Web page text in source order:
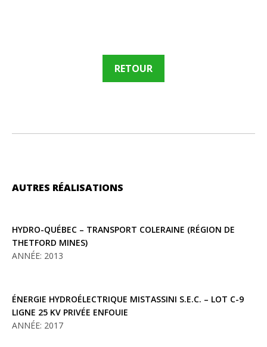
RETOUR
AUTRES RÉALISATIONS
HYDRO-QUÉBEC – TRANSPORT COLERAINE (RÉGION DE
THETFORD MINES)
ANNÉE: 2013
ÉNERGIE HYDROÉLECTRIQUE MISTASSINI S.E.C. – LOT C-9
LIGNE 25 KV PRIVÉE ENFOUIE
ANNÉE: 2017